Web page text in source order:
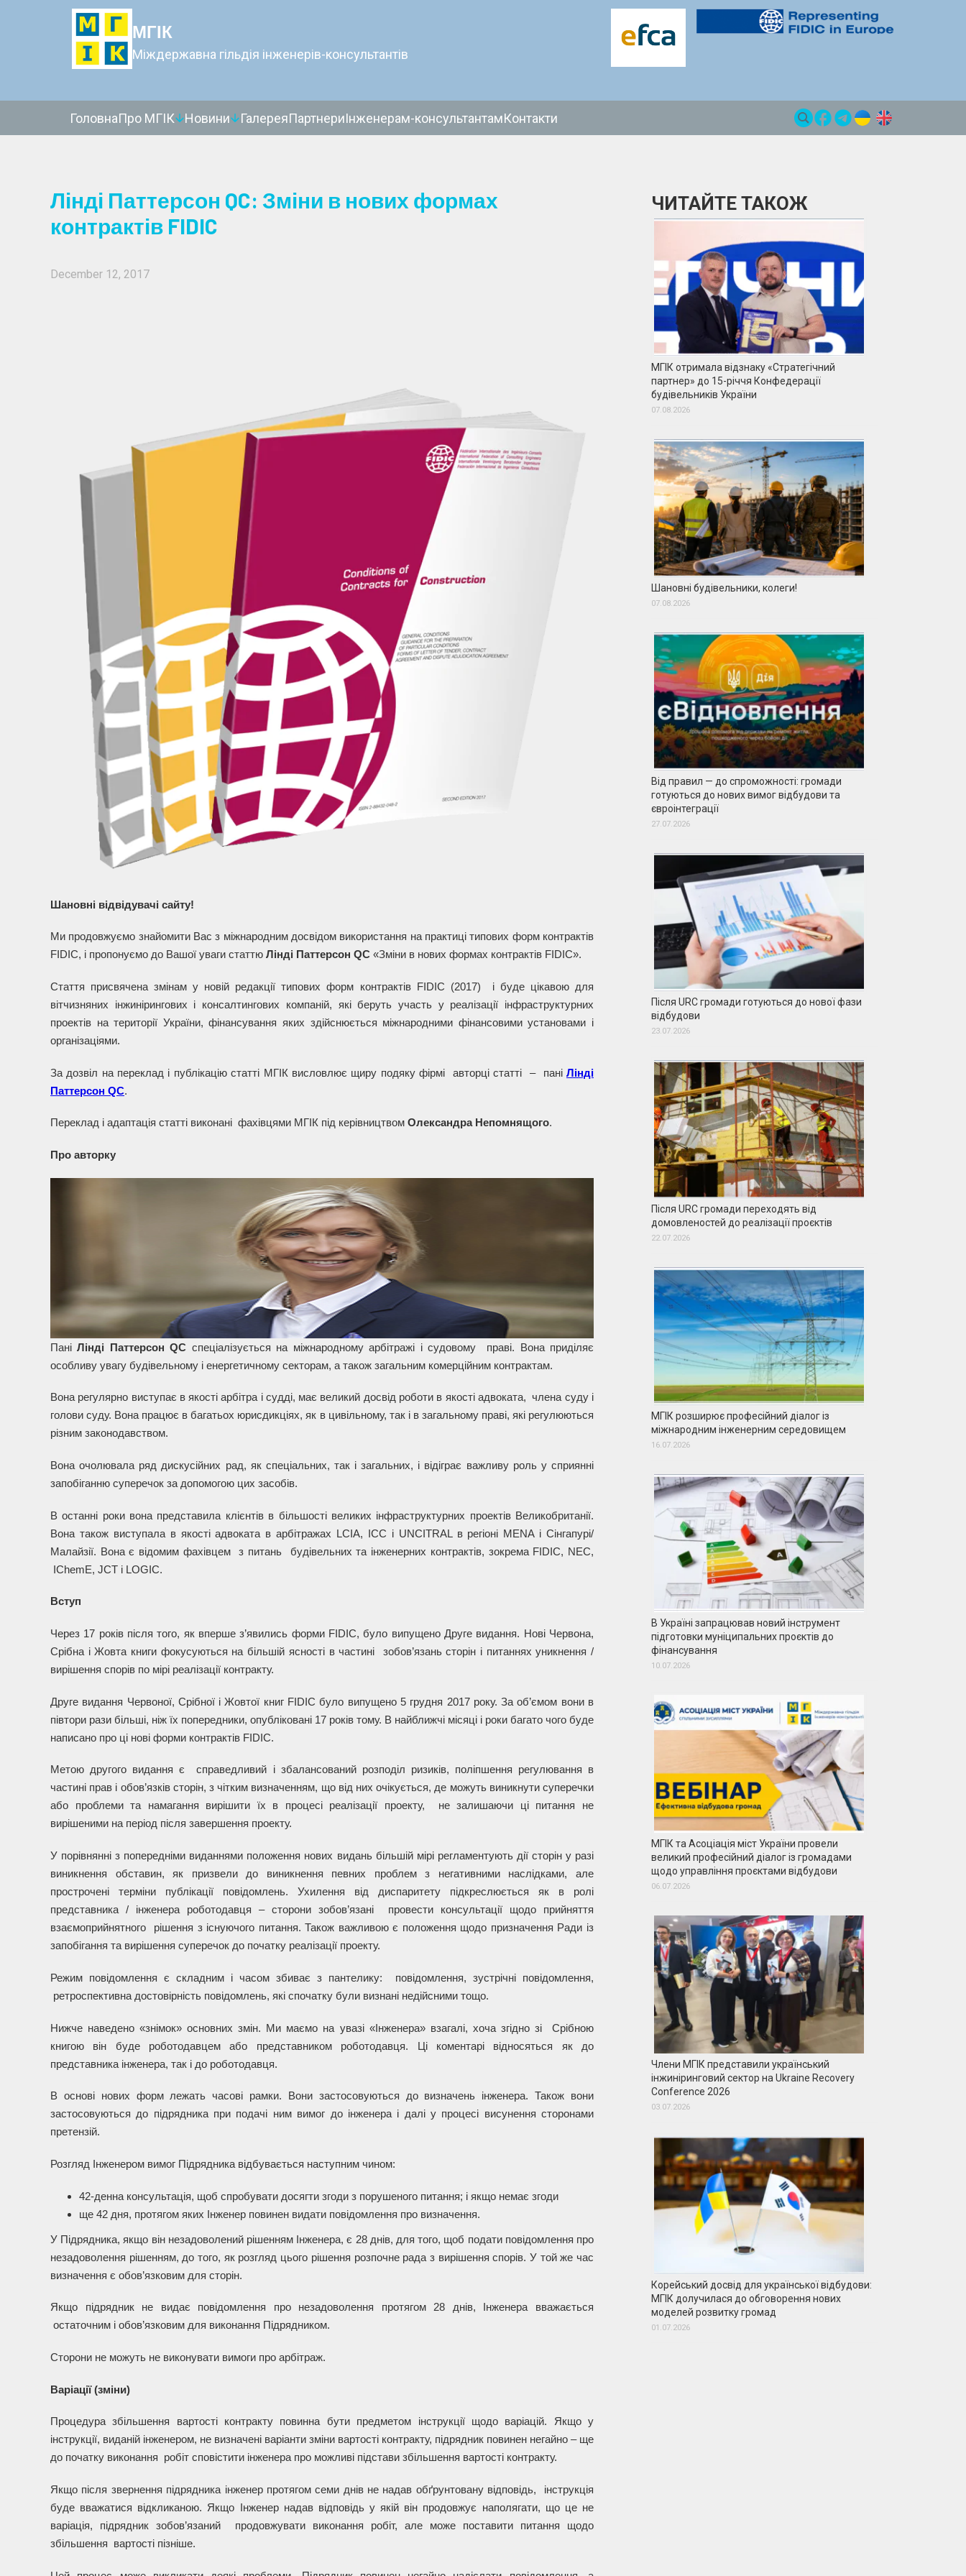
МГІК
Міждержавна гільдія інженерів-консультантів
ГоловнаПро МГІК Новини ГалереяПартнериІнженерам-консультантамКонтакти
Лінді Паттерсон QC: Зміни в нових формах
контрактів FIDIC
December 12, 2017
Шановні відвідувачі сайту!
Ми продовжуємо знайомити Вас з міжнародним досвідом використання на практиці типових форм контрактів
FIDIC, і пропонуємо до Вашої уваги статтю Лінді Паттерсон QC «Зміни в нових формах контрактів FIDIC».
Стаття присвячена змінам у новій редакції типових форм контрактів FIDIC (2017) і буде цікавою для
вітчизняних інжинірингових і консалтингових компаній, які беруть участь у реалізації інфраструктурних
проектів на території України, фінансування яких здійснюється міжнародними фінансовими установами і
організаціями.
За дозвіл на переклад і публікацію статті МГІК висловлює щиру подяку фірмі авторці статті – пані Лінді
Паттерсон QC.
Переклад і адаптація статті виконані фахівцями МГІК під керівництвом Олександра Непомнящого.
Про авторку
ПаніЛінді Паттерсон QC спеціалізується на міжнародному арбітражі і судовому праві. Вона приділяє
особливу увагу будівельному і енергетичному секторам, а також загальним комерційним контрактам.
Вона регулярно виступає в якості арбітра і судді, має великий досвід роботи в якості адвоката, члена суду і
голови суду. Вона працює в багатьох юрисдикціях, як в цивільному, так і в загальному праві, які регулюються
різним законодавством.
Вона очолювала ряд дискусійних рад, як спеціальних, так і загальних, і відіграє важливу роль у сприянні
запобіганню суперечок за допомогою цих засобів.
В останні роки вона представила клієнтів в більшості великих інфраструктурних проектів Великобританії.
Вона також виступала в якості адвоката в арбітражах LCIA, ICC і UNCITRAL в регіоні MENA і Сінгапурі/
Малайзії. Вона є відомим фахівцем з питань будівельних та інженерних контрактів, зокрема FIDIC, NEC,
IChemE, JCT і LOGIC.
Вступ
Через 17 років після того, як вперше з’явились форми FIDIC, було випущено Друге видання. Нові Червона,
Срібна і Жовта книги фокусуються на більшій ясності в частині зобов’язань сторін і питаннях уникнення /
вирішення спорів по мірі реалізації контракту.
Друге видання Червоної, Срібної і Жовтої книг FIDIC було випущено 5 грудня 2017 року. За об’ємом вони в
півтори рази більші, ніж їх попередники, опубліковані 17 років тому. В найближчі місяці і роки багато чого буде
написано про ці нові форми контрактів FIDIC.
Метою другого видання є справедливий і збалансований розподіл ризиків, поліпшення регулювання в
частині прав і обов’язків сторін, з чітким визначенням, що від них очікується, де можуть виникнути суперечки
або проблеми та намагання вирішити їх в процесі реалізації проекту, не залишаючи ці питання не
вирішеними на період після завершення проекту.
У порівнянні з попередніми виданнями положення нових видань більшій мірі регламентують дії сторін у разі
виникнення обставин, як призвели до виникнення певних проблем з негативними наслідками, але
прострочені терміни публікації повідомлень. Ухилення від диспаритету підкреслюється як в ролі
представника / інженера роботодавця – сторони зобов’язані провести консультації щодо прийняття
взаємоприйнятного рішення з існуючого питання. Також важливою є положення щодо призначення Ради із
запобігання та вирішення суперечок до початку реалізації проекту.
Режим повідомлення є складним і часом збиває з пантелику: повідомлення, зустрічні повідомлення,
ретроспективна достовірність повідомлень, які спочатку були визнані недійсними тощо.
Нижче наведено «знімок» основних змін. Ми маємо на увазі «Інженера» взагалі, хоча згідно зі Срібною
книгою він буде роботодавцем або представником роботодавця. Ці коментарі відносяться як до
представника інженера, так і до роботодавця.
В основі нових форм лежать часові рамки. Вони застосовуються до визначень інженера. Також вони
застосовуються до підрядника при подачі ним вимог до інженера і далі у процесі висунення сторонами
претензій.
Розгляд Інженером вимог Підрядника відбувається наступним чином:
42-денна консультація, щоб спробувати досягти згоди з порушеного питання; і якщо немає згоди
ще 42 дня, протягом яких Інженер повинен видати повідомлення про визначення.
У Підрядника, якщо він незадоволений рішенням Інженера, є 28 днів, для того, щоб подати повідомлення про
незадоволення рішенням, до того, як розгляд цього рішення розпочне рада з вирішення спорів. У той же час
визначення є обов’язковим для сторін.
Якщо підрядник не видає повідомлення про незадоволення протягом 28 днів, Інженера вважається
остаточним і обов’язковим для виконання Підрядником.
Сторони не можуть не виконувати вимоги про арбітраж.
Варіації(зміни)
Процедура збільшення вартості контракту повинна бути предметом інструкції щодо варіацій. Якщо у
інструкції, виданій інженером, не визначені варіанти зміни вартості контракту, підрядник повинен негайно – ще
до початку виконання робіт сповістити інженера про можливі підстави збільшення вартості контракту.
Якщо після звернення підрядника інженер протягом семи днів не надав обґрунтовану відповідь, інструкція
буде вважатися відкликаною. Якщо Інженер надав відповідь у якій він продовжує наполягати, що це не
варіація, підрядник зобов’язаний продовжувати виконання робіт, але може поставити питання щодо
збільшення вартості пізніше.
ЧИТАЙТЕ ТАКОЖ
МГІК отримала відзнаку «Стратегічний
партнер» до 15-річчя Конфедерації
будівельників України
07.08.2026
Шановні будівельники, колеги!
07.08.2026
Від правил — до спроможності: громади
готуються до нових вимог відбудови та
євроінтеграції
27.07.2026
Після URC громади готуються до нової фази
відбудови
23.07.2026
Після URC громади переходять від
домовленостей до реалізації проєктів
22.07.2026
МГІК розширює професійний діалог із
міжнародним інженерним середовищем
16.07.2026
В Україні запрацював новий інструмент
підготовки муніципальних проєктів до
фінансування
10.07.2026
МГІК та Асоціація міст України провели
великий професійний діалог із громадами
щодо управління проєктами відбудови
06.07.2026
Члени МГІК представили український
інжиніринговий сектор на Ukraine Recovery
Conference 2026
03.07.2026
Корейський досвід для української відбудови:
МГІК долучилася до обговорення нових
моделей розвитку громад
01.07.2026